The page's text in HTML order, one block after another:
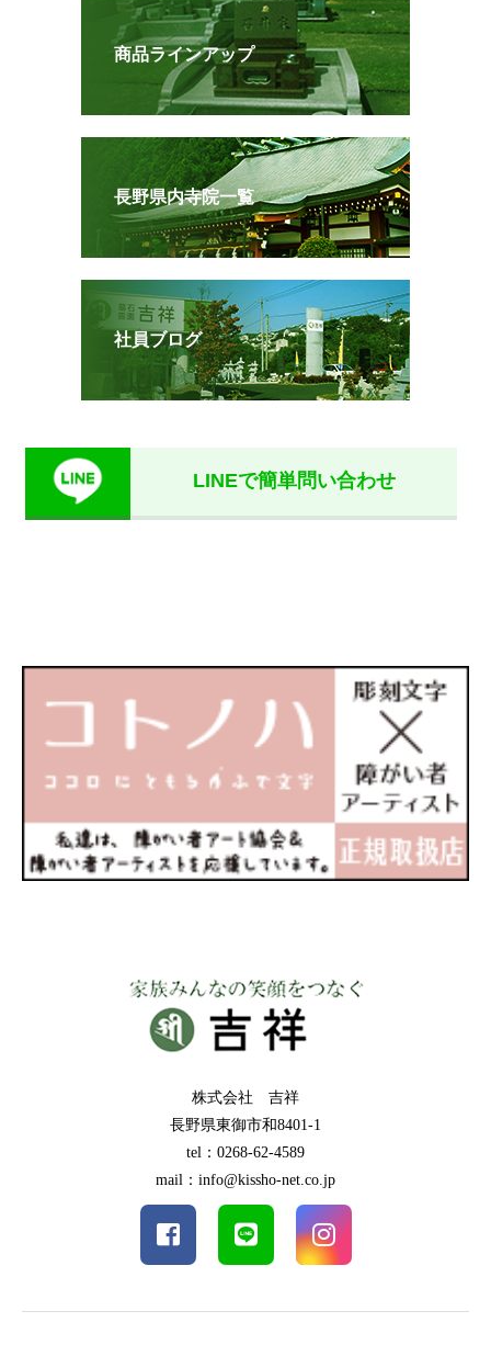
商品ラインアップ
長野県内寺院一覧
社員ブログ
LINEで簡単問い合わせ
株式会社 吉祥
長野県東御市和8401-1
tel：0268-62-4589
mail：info@kissho-net.co.jp